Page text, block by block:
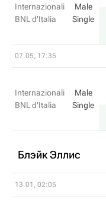
Internazionali
BNL d'Italia
Male
Single
07.05, 17:35
Internazionali
BNL d'Italia
Male
Single
Блэйк Эллис
13.01, 02:05